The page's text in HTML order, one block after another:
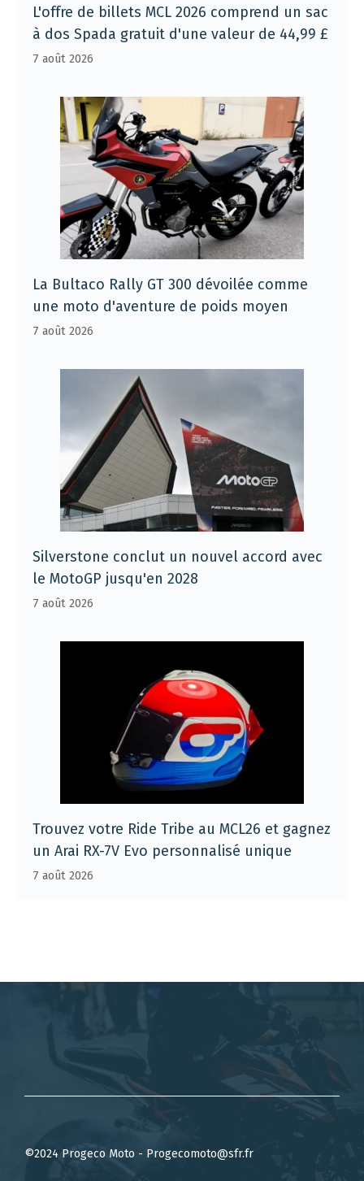
L'offre de billets MCL 2026 comprend un sac
à dos Spada gratuit d'une valeur de 44,99 £
7 août 2026
La Bultaco Rally GT 300 dévoilée comme
une moto d'aventure de poids moyen
7 août 2026
Silverstone conclut un nouvel accord avec
le MotoGP jusqu'en 2028
7 août 2026
Trouvez votre Ride Tribe au MCL26 et gagnez
un Arai RX-7V Evo personnalisé unique
7 août 2026
©2024 Progeco Moto - Progecomoto@sfr.fr